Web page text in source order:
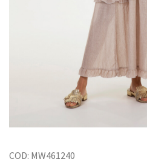
COD: MW461240